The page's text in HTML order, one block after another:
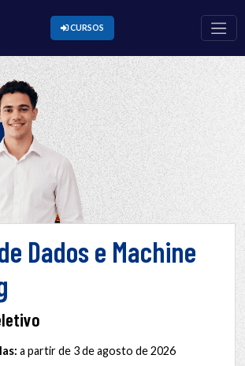
Dados e Machine
a partir de 3 de agosto de 2026